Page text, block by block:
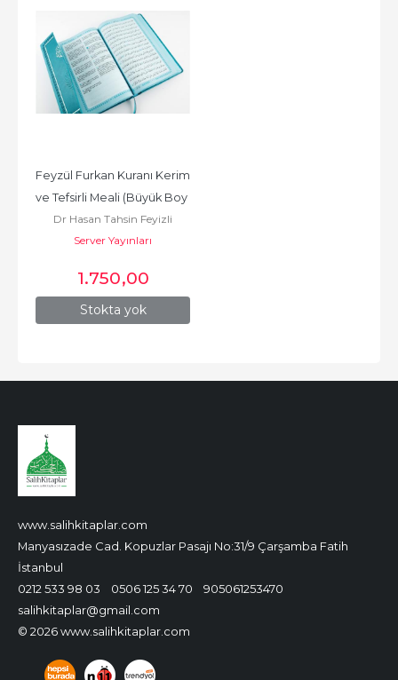
Stokta yok
Feyzül Furkan Kuranı Kerim
ve Tefsirli Meali (Büyük Boy
- Mushaf ve...
Dr Hasan Tahsin Feyizli
Server Yayınları
1.750,00
www.salihkitaplar.com
Manyasızade Cad. Kopuzlar Pasajı No:31/9 Çarşamba Fatih
İstanbul
0212 533 98 03
0506 125 34 70
905061253470
salihkitaplar@gmail.com
© 2026 www.salihkitaplar.com